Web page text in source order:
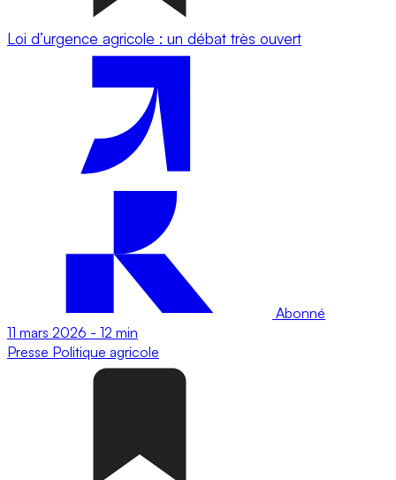
Loi d’urgence agricole : un débat très ouvert
Abonné
11 mars 2026 - 12 min
Presse Politique agricole